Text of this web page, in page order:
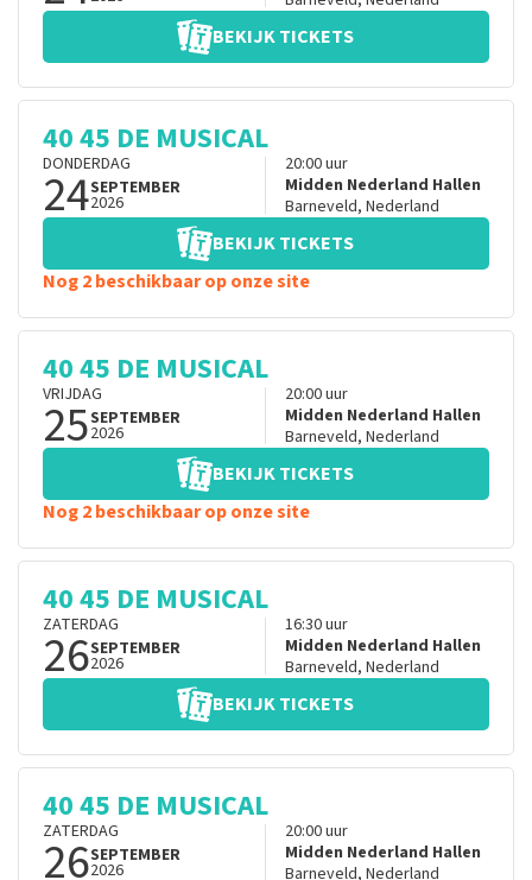
BEKIJK TICKETS
40 45 DE MUSICAL
DONDERDAG
24SEPTEMBER
2026
20:00uur
Midden Nederland Hallen
Barneveld, Nederland
BEKIJK TICKETS
Nog 2 beschikbaar op onze site
40 45 DE MUSICAL
VRIJDAG
25SEPTEMBER
2026
20:00uur
Midden Nederland Hallen
Barneveld, Nederland
BEKIJK TICKETS
Nog 2 beschikbaar op onze site
40 45 DE MUSICAL
ZATERDAG
26SEPTEMBER
2026
16:30uur
Midden Nederland Hallen
Barneveld, Nederland
BEKIJK TICKETS
40 45 DE MUSICAL
ZATERDAG
26SEPTEMBER
2026
20:00uur
Midden Nederland Hallen
Barneveld, Nederland